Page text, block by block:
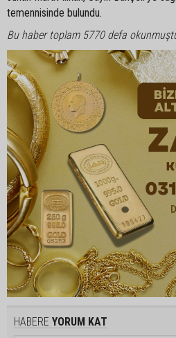
temennisinde bulundu.
Bu haber toplam 5770 defa
HABERE YORUM KAT